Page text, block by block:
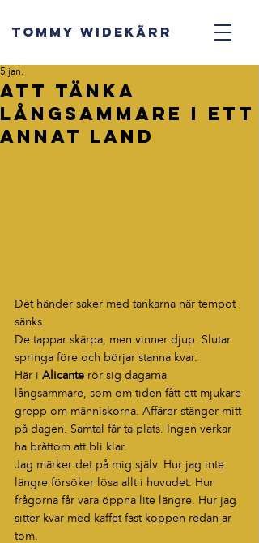
TOMMY WIDEKÄRR
Att tänka
långsammare i ett
annat land
5 jan.
Det händer saker med tankarna när tempot
sänks.
De tappar skärpa, men vinner djup. Slutar
springa före och börjar stanna kvar.
Här i Alicante rör sig dagarna
långsammare, som om tiden fått ett mjukare
grepp om människorna. Affärer stänger mitt
på dagen. Samtal får ta plats. Ingen verkar
ha bråttom att bli klar.
Jag märker det på mig själv. Hur jag inte
längre försöker lösa allt i huvudet. Hur
frågorna får vara öppna lite längre. Hur jag
sitter kvar med kaffet fast koppen redan är
tom.